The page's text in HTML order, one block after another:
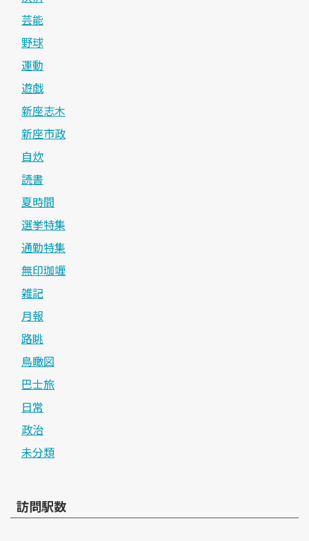
芸能
野球
運動
遊戯
新座志木
新座市政
自炊
読書
夏時間
選挙特集
通勤特集
無印珈竰
雑記
月報
路眺
鳥瞰図
巴士旅
日常
政治
未分類
訪問駅数